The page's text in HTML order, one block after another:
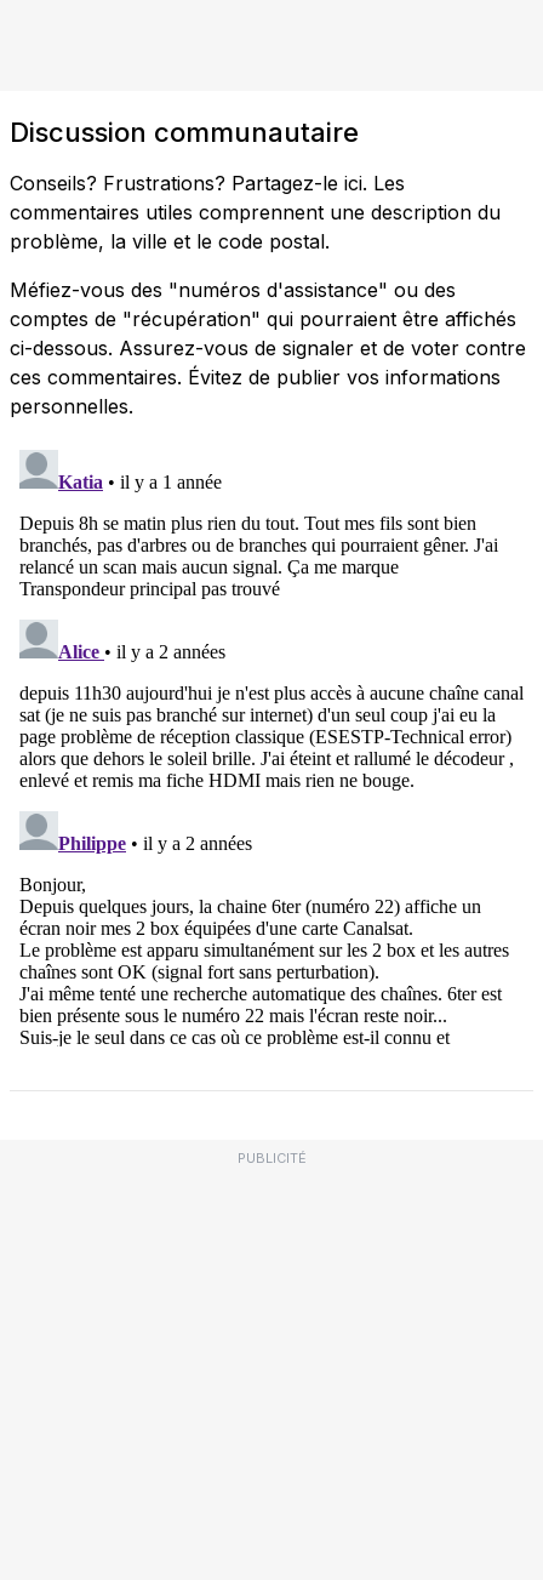
Discussion communautaire
Conseils? Frustrations? Partagez-le ici. Les
commentaires utiles comprennent une description du
problème, la ville et le code postal.
Méfiez-vous des "numéros d'assistance" ou des
comptes de "récupération" qui pourraient être affichés
ci-dessous. Assurez-vous de signaler et de voter contre
ces commentaires. Évitez de publier vos informations
personnelles.
PUBLICITÉ